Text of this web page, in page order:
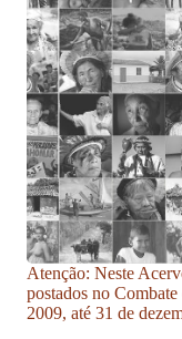
Atenção: Neste
postados no
2009, até 31 de